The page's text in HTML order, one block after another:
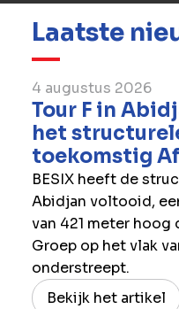
Laatste
4 augustus 2026
Tour F in
het
toekomstig
BESIX heeft de
Abidjan voltooid,
van 421 meter hoog
Groep op het vlak
onderstreept.
Bekijk het artikel